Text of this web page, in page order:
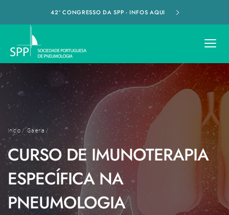
42º CONGRESSO DA SPP - INFOS AQUI
Início /Galeria /
CURSO DE IMUNOTERAPIA
ESPECÍFICA NA
PNEUMOLOGIA